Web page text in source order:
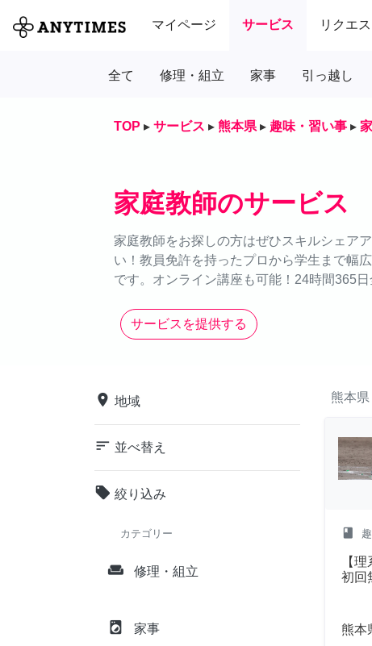
マイページ サービス リクエス
全て 修理・組立 家事 引っ越し
TOP ▸ サービス ▸ 熊本県 ▸ 趣味・習い事 ▸
家庭教師のサービス
家庭教師をお探しの方はぜひスキルシェア
い！教員免許を持ったプロから学生まで幅
です。オンライン講座も可能！24時間365
サービスを提供する
place 地域
sort 並べ替え
local_offer 絞り込み
カテゴリー
weekend 修理・組立
local_laundry_service 家事
熊本県
class
【
初回
熊本